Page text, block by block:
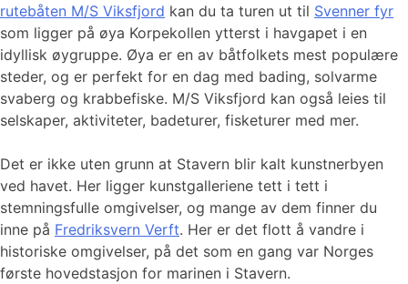
rutebåten M/S Viksfjord kan du ta turen ut til Svenner fyr
som ligger på øya Korpekollen ytterst i havgapet i en
idyllisk øygruppe. Øya er en av båtfolkets mest populære
steder, og er perfekt for en dag med bading, solvarme
svaberg og krabbefiske. M/S Viksfjord kan også leies til
selskaper, aktiviteter, badeturer, fisketurer med mer.
Det er ikke uten grunn at Stavern blir kalt kunstnerbyen
ved havet. Her ligger kunstgalleriene tett i tett i
stemningsfulle omgivelser, og mange av dem finner du
inne på Fredriksvern Verft. Her er det flott å vandre i
historiske omgivelser, på det som en gang var Norges
første hovedstasjon for marinen i Stavern.